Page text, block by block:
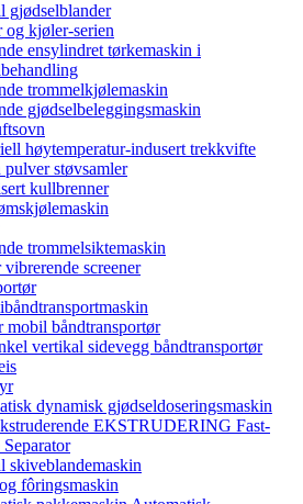
gjødselblander
og kjøler-serien
ensylindret tørkemaskin i
trommelkjølemaskin
gjødselbeleggingsmaskin
høytemperatur-indusert trekkvifte
pulver støvsamler
kullbrenner
trommelsiktemaskin
screener
mobil båndtransportør
vertikal sidevegg båndtransportør
dynamisk gjødseldoseringsmaskin
EKSTRUDERING Fast-
skiveblandemaskin
fôringsmaskin